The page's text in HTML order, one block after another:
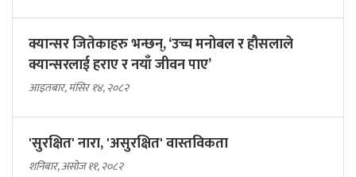
क्यान्सर जितेकाहरु भन्छन्, ‘उच्च मनोबल र हौसलाले
क्यान्सरलाई हराए र नयाँ जीवन पाए’
आइतबार, मंसिर १४, २०८२
'सुरक्षित' नारा, 'असुरक्षित' वास्तविकता
शनिबार, असोज ११, २०८२